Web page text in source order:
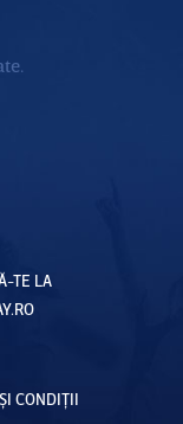
TE LA
CONDIȚII